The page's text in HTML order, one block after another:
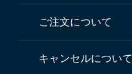
ご注文について
キャンセルについて